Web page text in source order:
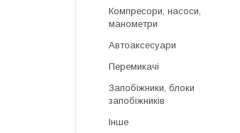
Компресори, насоси,
манометри
Автоаксесуари
Перемикачі
Запобіжники, блоки
запобіжників
Інше